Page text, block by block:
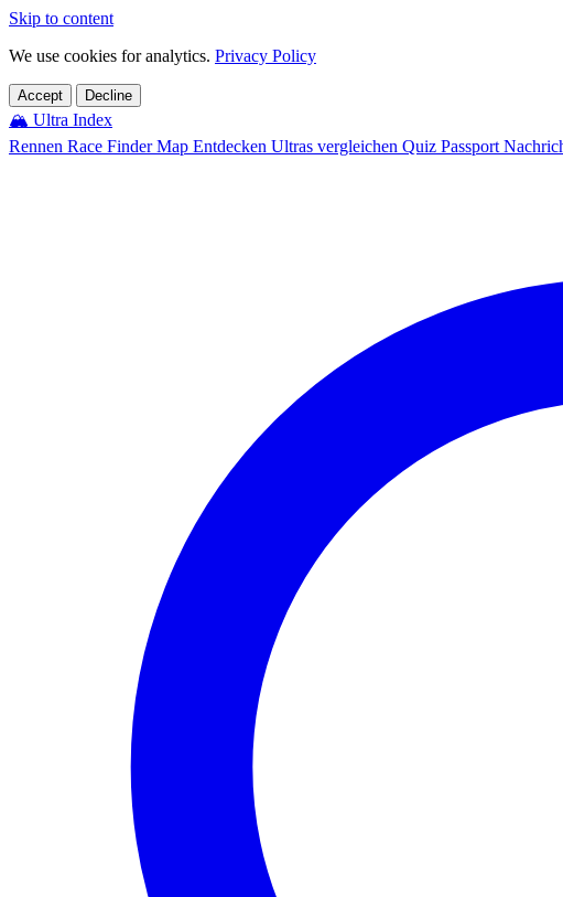
Skip to content
We use cookies for analytics. Privacy Policy
Accept Decline
🏔️ Ultra Index
Rennen Race FinderMap Entdecken Ultras vergleichen Quiz Passport